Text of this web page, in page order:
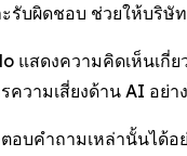
รับผิดชอบ ช่วยให้บริ
แสดงความคิดเห็นเกี่
ความเสี่ยงด้าน AI อ
ตอบคำถามเหล่านั้นไ